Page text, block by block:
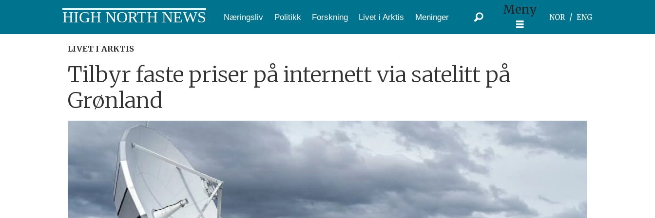
HIGH NORTH NEWS Næringsliv Politikk Forskning Livet i Arktis Meninger Meny
NOR ENG
LIVET I ARKTIS
Tilbyr faste priser på internett via satelitt på
Grønland